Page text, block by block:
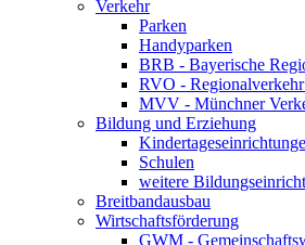
Verkehr
Parken
Handyparken
BRB - Bayerische
RVO -
MVV - Münchner
Bildung und Erziehung
Schulen
weitere
Breitbandausbau
Wirtschaftsförderung
GWM -